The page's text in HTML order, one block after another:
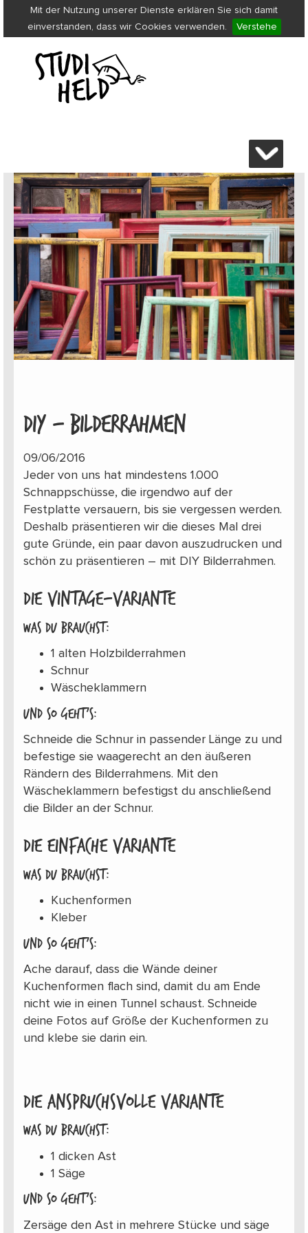
Mit der Nutzung unserer Dienste erklären Sie sich damit
einverstanden, dass wir Cookies verwenden.
Verstehe
DIY – BILDERRAHMEN
09/06/2016
Jeder von uns hat mindestens 1.000
Schnappschüsse, die irgendwo auf der
Festplatte versauern, bis sie vergessen werden.
Deshalb präsentieren wir die dieses Mal drei
gute Gründe, ein paar davon auszudrucken und
schön zu präsentieren – mit DIY Bilderrahmen.
Die Vintage-Variante
Was du brauchst:
1 alten Holzbilderrahmen
Schnur
Wäscheklammern
Und so geht’s:
Schneide die Schnur in passender Länge zu und
befestige sie waagerecht an den äußeren
Rändern des Bilderrahmens. Mit den
Wäscheklammern befestigst du anschließend
die Bilder an der Schnur.
Die einfache Variante
Was du brauchst:
Kuchenformen
Kleber
Und so geht’s:
Ache darauf, dass die Wände deiner
Kuchenformen flach sind, damit du am Ende
nicht wie in einen Tunnel schaust. Schneide
deine Fotos auf Größe der Kuchenformen zu
und klebe sie darin ein.
Die anspruchsvolle Variante
Was du brauchst:
1 dicken Ast
1 Säge
Und so geht’s:
Zersäge den Ast in mehrere Stücke und säge